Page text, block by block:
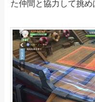
た仲間と協力して挑め